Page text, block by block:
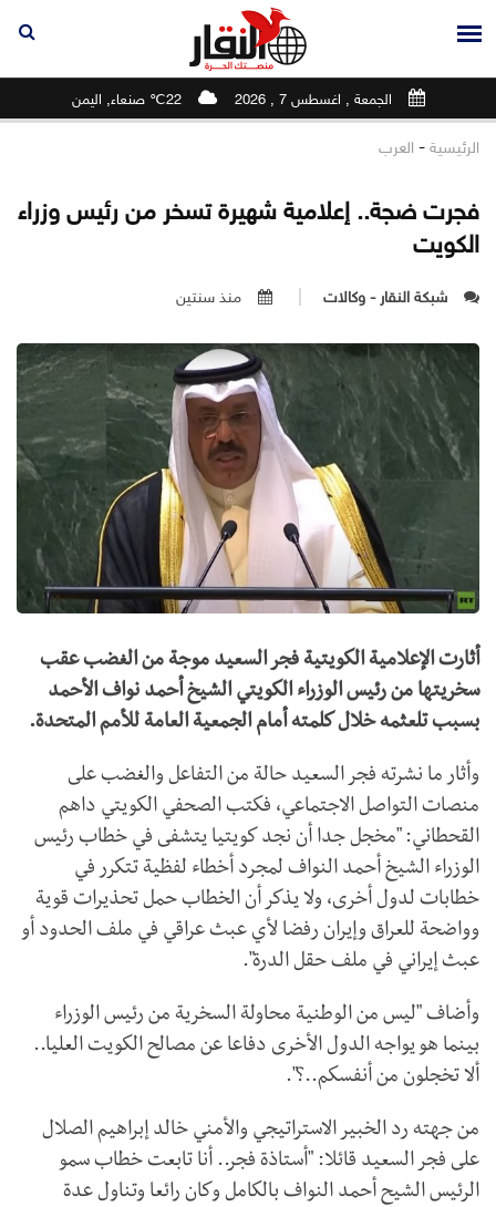
الجمعة , اغسطس 7 , 2026 22℃ صنعاء, اليمن
الرئيسية - العرب
فجرت ضجة.. إعلامية شهيرة تسخر من رئيس وزراء
الكويت
شبكة النقار - وكالات منذ سنتين
أثارت الإعلامية الكويتية فجر السعيد موجة من الغضب عقب
سخريتها من رئيس الوزراء الكويتي الشيخ أحمد نواف الأحمد
بسبب تلعثمه خلال كلمته أمام الجمعية العامة للأمم المتحدة.
وأثار ما نشرته فجر السعيد حالة من التفاعل والغضب على
منصات التواصل الاجتماعي، فكتب الصحفي الكويتي داهم
القحطاني: "مخجل جدا أن نجد كويتيا يتشفى في خطاب رئيس
الوزراء الشيخ أحمد النواف لمجرد أخطاء لفظية تتكرر في
خطابات لدول أخرى، ولا يذكر أن الخطاب حمل تحذيرات قوية
وواضحة للعراق وإيران رفضا لأي عبث عراقي في ملف الحدود أو
عبث إيراني في ملف حقل الدرة".
وأضاف "ليس من الوطنية محاولة السخرية من رئيس الوزراء
بينما هو يواجه الدول الأخرى دفاعا عن مصالح الكويت العليا..
ألا تخجلون من أنفسكم..؟".
من جهته رد الخبير الاستراتيجي والأمني خالد إبراهيم الصلال
على فجر السعيد قائلا: "أستاذة فجر.. أنا تابعت خطاب سمو
الرئيس الشيح أحمد النواف بالكامل وكان رائعا وتناول عدة